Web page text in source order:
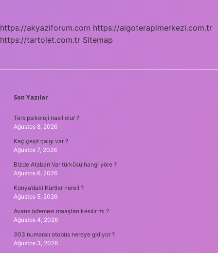
https://akyaziforum.com https://algoterapimerkezi.com.tr
https://tartolet.com.tr Sitemap
SIDEBAR
Son Yazılar
Ters psikoloji nasıl olur ?
Ağustos 8, 2026
Kaç çeşit çalgı var ?
Ağustos 7, 2026
Bizde Atabarı Var türküsü hangi yöre ?
Ağustos 6, 2026
Konya’daki Kürtler nereli ?
Ağustos 5, 2026
Avans ödemesi maaştan kesilir mi ?
Ağustos 4, 2026
303 numaralı otobüs nereye gidiyor ?
Ağustos 3, 2026